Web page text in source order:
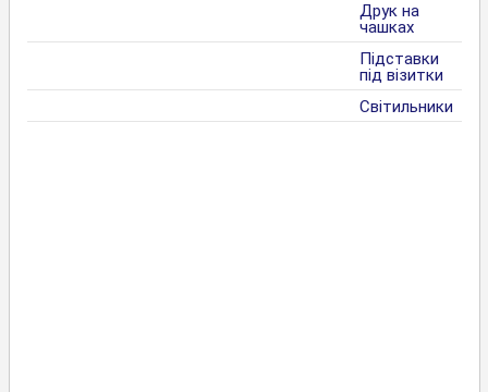
Друк на
чашках
Підставки
під візитки
Світильники